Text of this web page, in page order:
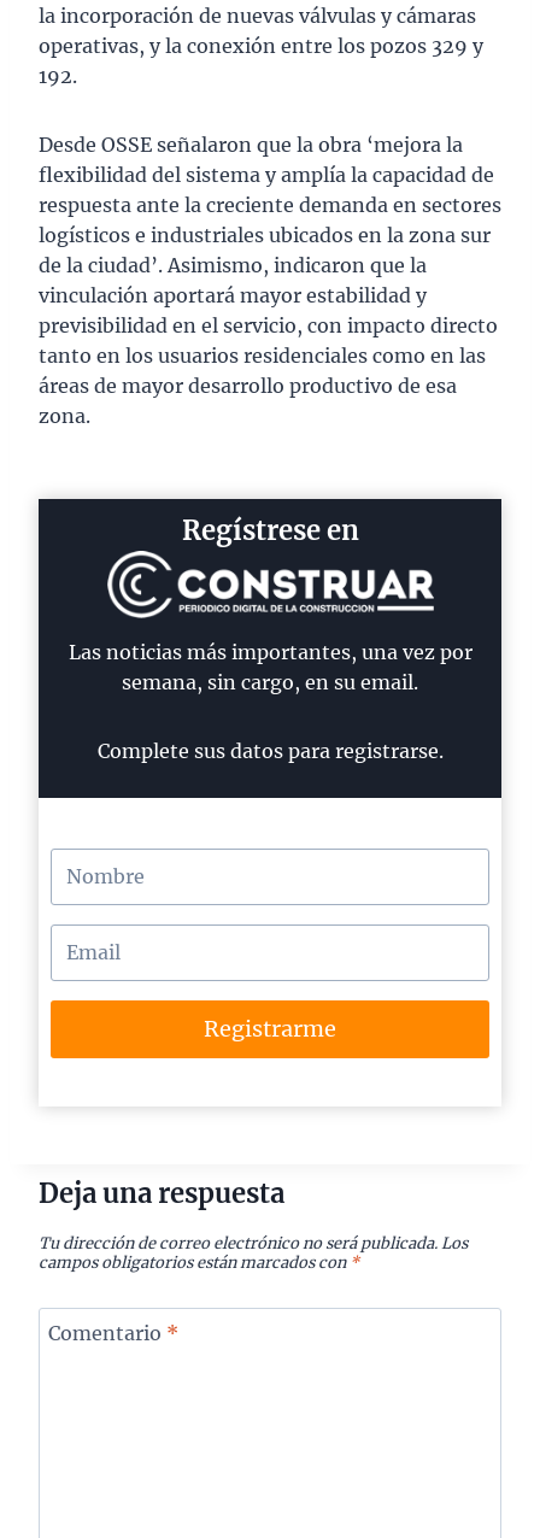
la incorporación de nuevas válvulas y cámaras
operativas, y la conexión entre los pozos 329 y
192.
Desde OSSE señalaron que la obra ‘mejora la
flexibilidad del sistema y amplía la capacidad de
respuesta ante la creciente demanda en sectores
logísticos e industriales ubicados en la zona sur
de la ciudad’. Asimismo, indicaron que la
vinculación aportará mayor estabilidad y
previsibilidad en el servicio, con impacto directo
tanto en los usuarios residenciales como en las
áreas de mayor desarrollo productivo de esa
zona.
Regístrese en
Las noticias más importantes, una vez por
semana, sin cargo, en su email.
Complete sus datos para registrarse.
Registrarme
Deja una respuesta
Tu dirección de correo electrónico no será publicada. Los
campos obligatorios están marcados con *
Comentario *